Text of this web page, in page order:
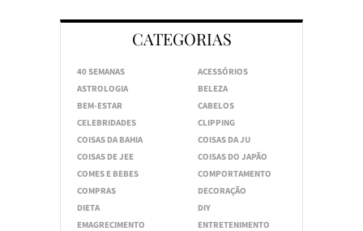
CATEGORIAS
40 SEMANAS
ACESSÓRIOS
ASTROLOGIA
BELEZA
BEM-ESTAR
CABELOS
CELEBRIDADES
CLIPPING
COISAS DA BAHIA
COISAS DA JU
COISAS DE JEE
COISAS DO JAPÃO
COMES E BEBES
COMPORTAMENTO
COMPRAS
DECORAÇÃO
DIETA
DIY
EMAGRECIMENTO
ENTRETENIMENTO